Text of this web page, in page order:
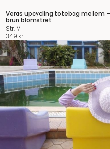
Veras upcycling totebag mellem –
brun blomstret
Str. M
349 kr.